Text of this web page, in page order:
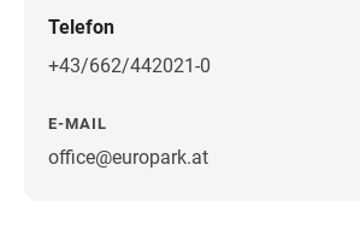
Telefon
+43/662/442021-0
E-MAIL
office@europark.atWegbeschreibung